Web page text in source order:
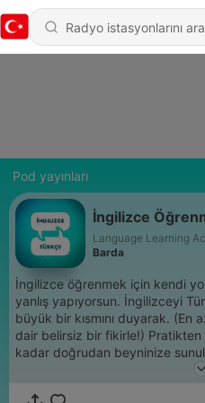
Pod yayınları
İngilizce
Language Learning
Barda
İngilizce öğrenmek için kendi
yanlış yapıyorsun. İngilizceyi Türkçe öğrendiğiniz gibi öğrenin:
büyük bir kısmını duyarak. (En
dair belirsiz bir fikirle!) Pratikten felsefeye ve flört etmeye
kadar doğrudan beyninize